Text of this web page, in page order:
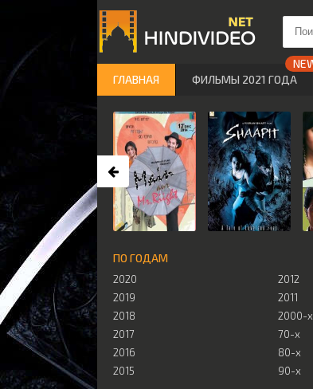
ПО ГОДАМ
2020
2019
2018
2017
2016
2015
2012
2011
2000-х
70-х
80-х
90-х
ГЛАВНАЯ ФИЛЬМЫ 2021 ГОДА